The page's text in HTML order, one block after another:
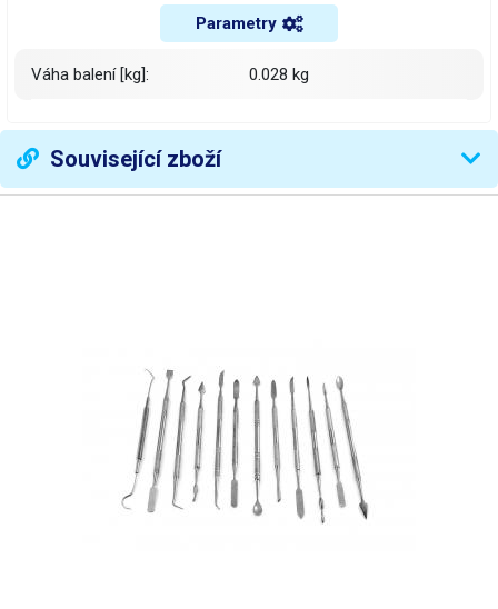
Parametry
Váha balení [kg]: 0.028 kg
Související zboží